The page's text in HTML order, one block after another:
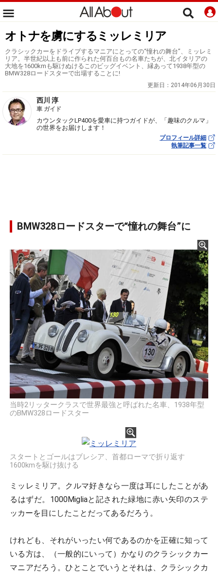
オトナを虜にするミッレミリア
クラシックカーをドライブするマニアにとっての“憧れの舞台”、ミッレミ
リア。半世紀以上も前に作られた何百台もの名車たちが、北イタリアの
大地を1600kmも駆けぬけるこのビッグイベント、縁あって1938年型の
BMW328ロードスターで出場することに!
更新日： 2014年06月30日
西川 淳
車 ガイド
カウンタックLP400を愛車に持つガイドが、「趣味のクルマ」
の世界をお届けします！
プロフィール詳細
執筆記事一覧
BMW328ロードスターで“憧れの舞台”に
当時2リッタークラスで世界最強と呼ばれた名車、1938年型
のBMW328ロードスター
スタートとゴールはブレシア、首都ローマで折り返す
1600kmを駆け抜ける
ミッレミリア。クルマ好きなら一度は耳にしたことがあ
るはずだ。1000Migliaと記された緑地に赤い矢印のステ
ッカーを目にしたことだってあるだろう。
けれども、それがいったい何であるのかを正確に知って
いる方は、（一般的にいって）かなりのクラシックカー
マニアだろう。ひとことでいうとそれは、クラシックカ